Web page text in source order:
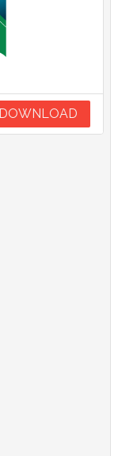
DOWNLOAD